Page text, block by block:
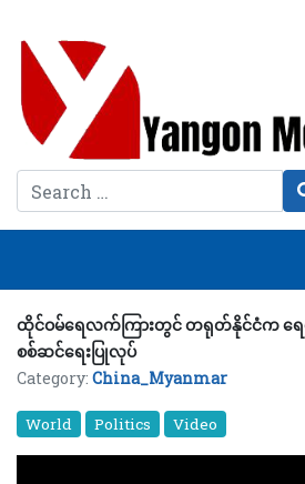
Search
ထိုင်ဝမ်ရေလက်ကြားတွင် တရုတ်နိုင်ငံက ရေ
စစ်ဆင်ရေးပြုလုပ်
Category: China_Myanmar
World Politics Video